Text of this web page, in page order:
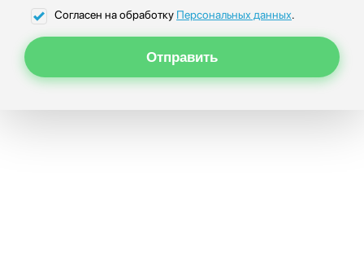
Согласен на обработку Персональных данных.
Отправить